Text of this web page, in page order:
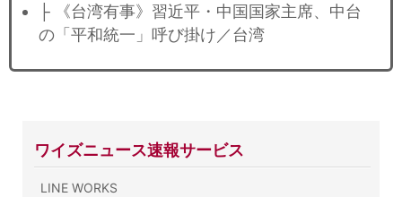
├ 《台湾有事》習近平・中国国家主席、中台
の「平和統一」呼び掛け／台湾
ワイズニュース速報サービス
LINE WORKS